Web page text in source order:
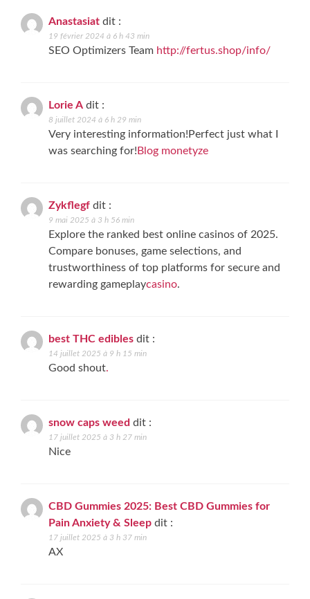
Anastasiat dit :
19 février 2024 à 6 h 43 min
SEO Optimizers Team http://fertus.shop/info/
Lorie A dit :
8 juillet 2024 à 6 h 29 min
Very interesting information!Perfect just what I
was searching for! Blog monetyze
Zykflegf dit :
9 mai 2025 à 3 h 56 min
Explore the ranked best online casinos of 2025.
Compare bonuses, game selections, and
trustworthiness of top platforms for secure and
rewarding gameplaycasino.
best THC edibles dit :
14 juillet 2025 à 9 h 15 min
Good shout.
snow caps weed dit :
17 juillet 2025 à 3 h 27 min
Nice
CBD Gummies 2025: Best CBD Gummies for
Pain Anxiety & Sleep dit :
17 juillet 2025 à 3 h 37 min
AX